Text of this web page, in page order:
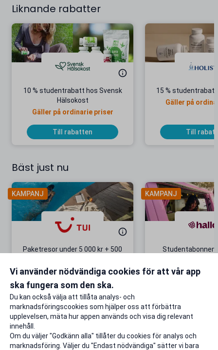
Liknande rabatter
10 % studentrabatt hos Svensk
Hälsokost
Gäller på ordinarie priser
Till rabatten
15 %
Gäller på
Till
Bäst just nu
KAMPANJ
Paketresor under 5 000 kr + 500
Gäller även på redan prissänkta
Till rabatten
KAMPANJ
+ 20 GB
Vi använder nödvändiga cookies för att vår app
ska fungera som den ska.
Du kan också välja att tillåta analys- och
marknadsföringscookies som hjälper oss att förbättra
upplevelsen, mäta hur appen används och visa dig relevant
innehåll.
Om du väljer "Godkänn alla" tillåter du cookies för analys och
marknadsföring. Väljer du "Endast nödvändiga" sätter vi bara